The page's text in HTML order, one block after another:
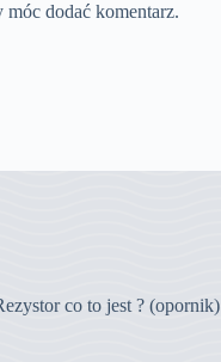
móc dodać komentarz.
co to jest ? (opornik)